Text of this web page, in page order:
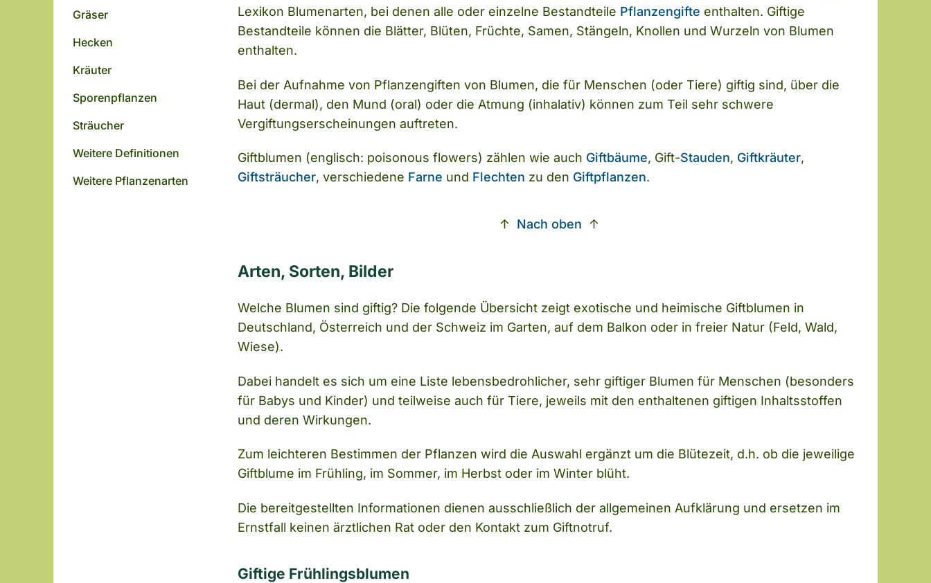
Gräser
Hecken
Kräuter
Sporenpflanzen
Sträucher
Weitere Definitionen
Weitere Pflanzenarten
Lexikon Blumenarten, bei denen alle oder einzelne Bestandteile Pflanzengifte enthalten. Giftige
Bestandteile können die Blätter, Blüten, Früchte, Samen, Stängeln, Knollen und Wurzeln von Blumen
enthalten.
Bei der Aufnahme von Pflanzengiften von Blumen, die für Menschen (oder Tiere) giftig sind, über die
Haut (dermal), den Mund (oral) oder die Atmung (inhalativ) können zum Teil sehr schwere
Vergiftungserscheinungen auftreten.
Giftblumen (englisch: poisonous flowers) zählen wie auch Giftbäume, Gift-Stauden, Giftkräuter,
Giftsträucher, verschiedene Farne und Flechten zu den Giftpflanzen.
↑ Nach oben ↑
Arten, Sorten, Bilder
Welche Blumen sind giftig? Die folgende Übersicht zeigt exotische und heimische Giftblumen in
Deutschland, Österreich und der Schweiz im Garten, auf dem Balkon oder in freier Natur (Feld, Wald,
Wiese).
Dabei handelt es sich um eine Liste lebensbedrohlicher, sehr giftiger Blumen für Menschen (besonders
für Babys und Kinder) und teilweise auch für Tiere, jeweils mit den enthaltenen giftigen Inhaltsstoffen
und deren Wirkungen.
Zum leichteren Bestimmen der Pflanzen wird die Auswahl ergänzt um die Blütezeit, d.h. ob die jeweilige
Giftblume im Frühling, im Sommer, im Herbst oder im Winter blüht.
Die bereitgestellten Informationen dienen ausschließlich der allgemeinen Aufklärung und ersetzen im
Ernstfall keinen ärztlichen Rat oder den Kontakt zum Giftnotruf.
Giftige Frühlingsblumen